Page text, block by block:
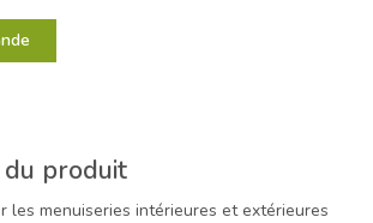
produit
les menuiseries intérieures et extérieures